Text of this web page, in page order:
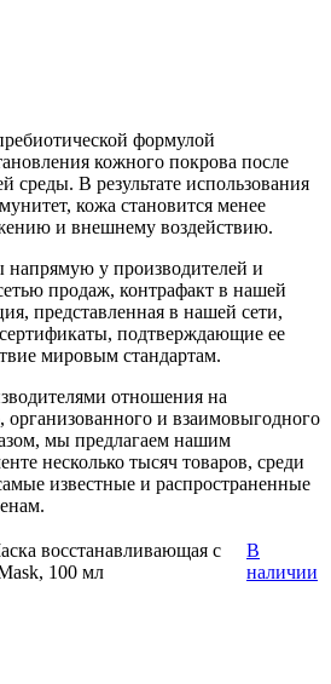
формулой
кожного покрова после
среды. В результате использования
кожа становится менее
и внешнему воздействию.
напрямую у производителей и
продаж, контрафакт в нашей
представленная в нашей сети,
подтверждающие ее
мировым стандартам.
отношения на
организованного и взаимовыгодного
мы предлагаем нашим
несколько тысяч товаров, среди
известные и распространенные
восстанавливающая с
100 мл
В
наличии